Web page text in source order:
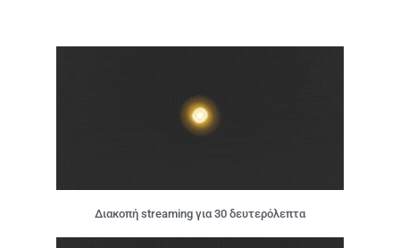
Διακοπή streaming για 30 δευτερόλεπτα